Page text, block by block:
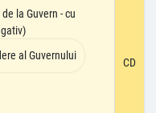
la Guvern - cu
al Guvernului
CD